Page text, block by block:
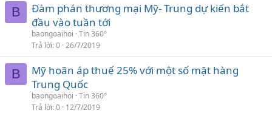
B
Đàm phán thương mại Mỹ- Trung dự kiến bắt
đầu vào tuần tới
baongoaihoi Tin 360°
Trả lời 0 26/7/2019
B
Mỹ hoãn áp thuế 25% với một số mặt hàng
Trung Quốc
baongoaihoi Tin 360°
Trả lời 0 12/7/2019